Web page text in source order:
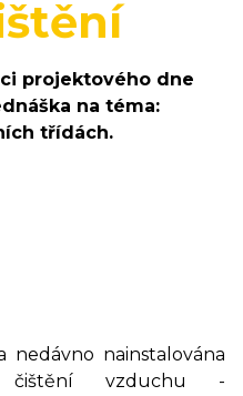
projektového dne
na téma:
třídách.
nainstalována
čištění vzduchu -